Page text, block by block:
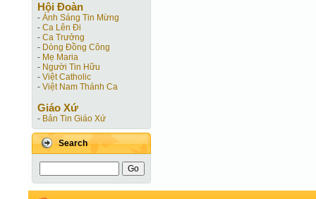
Hội Ðoàn
- Ánh Sáng Tin Mừng
- Ca Lên Đi
- Ca Trưởng
- Dòng Đồng Công
- Mẹ Maria
- Người Tin Hữu
- Việt Catholic
- Việt Nam Thánh Ca
Giáo Xứ
- Bản Tin Giáo Xứ
Search